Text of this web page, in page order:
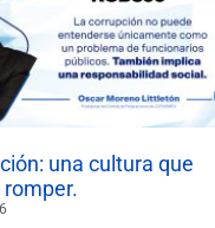
una cultura que